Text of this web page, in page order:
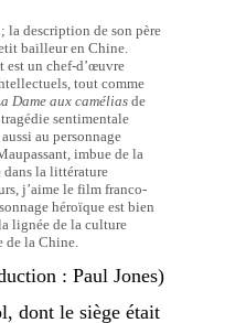
la description de son père
bailleur en Chine.
est un chef-d’œuvre
tout comme
Dame aux camélias de
sentimentale
au personnage
imbue de la
dans la littérature
j’aime le film franco-
héroïque est bien
lignée de la culture
la Chine.
: Paul Jones)
dont le siège était